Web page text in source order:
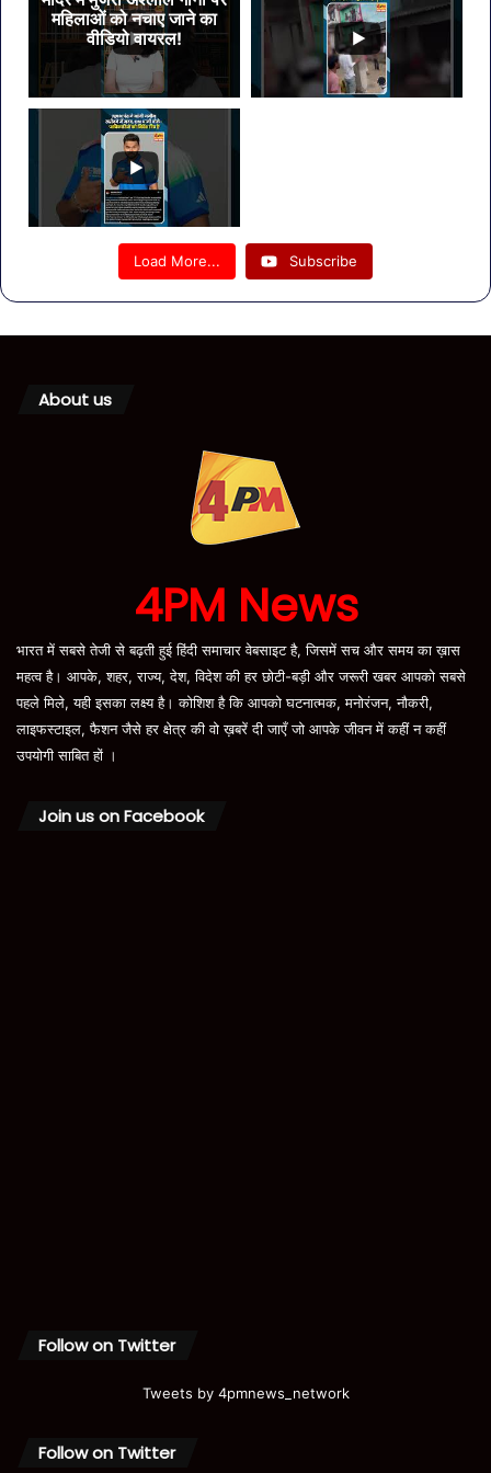
महिलाओं को नचाए जाने का
वीडियो वायरल!
Load More... Subscribe
About us
4PM News
भारत में सबसे तेजी से बढ़ती हुई हिंदी समाचार वेबसाइट है, जिसमें सच और समय का ख़ास
महत्व है। आपके, शहर, राज्य, देश, विदेश की हर छोटी-बड़ी और जरूरी खबर आपको सबसे
पहले मिले, यही इसका लक्ष्य है। कोशिश है कि आपको घटनात्मक, मनोरंजन, नौकरी,
लाइफस्टाइल, फैशन जैसे हर क्षेत्र की वो ख़बरें दी जाएँ जो आपके जीवन में कहीं न कहीं
उपयोगी साबित हों ।
Join us on Facebook
Follow on Twitter
Tweets by 4pmnews_network
Follow on Twitter